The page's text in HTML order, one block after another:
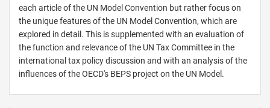
each article of the UN Model Convention but rather focus on
the unique features of the UN Model Convention, which are
explored in detail. This is supplemented with an evaluation of
the function and relevance of the UN Tax Committee in the
international tax policy discussion and with an analysis of the
influences of the OECD's BEPS project on the UN Model.